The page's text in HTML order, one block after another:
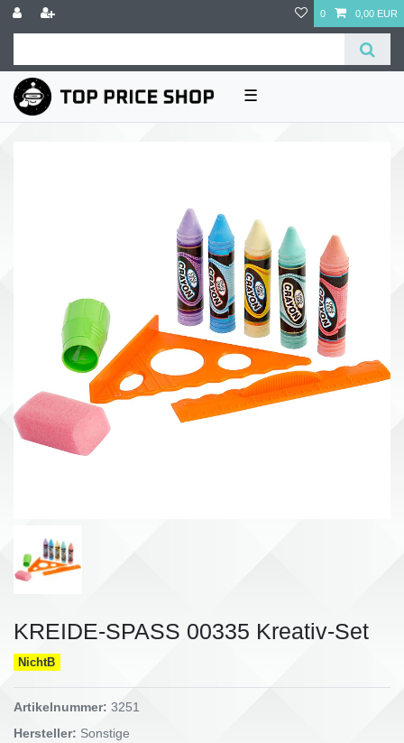
0 0,00 EUR
☰
KREIDE-SPASS 00335 Kreativ-Set
NichtB
Artikelnummer: 3251
Hersteller: Sonstige